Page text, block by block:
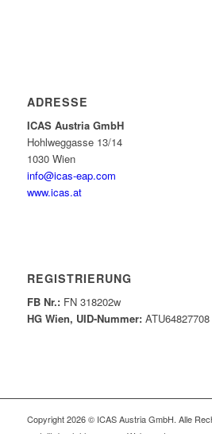
ADRESSE
ICAS Austria GmbH
Hohlweggasse 13/14
1030 Wien
info@icas-eap.com
www.icas.at
REGISTRIERUNG
FB Nr.:FN 318202w
HG Wien, UID-Nummer:ATU64827708
Copyright 2026 © ICAS Austria GmbH. Alle